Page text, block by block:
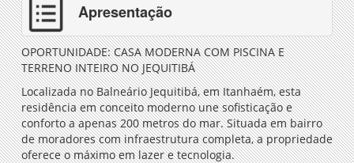
Apresentação
OPORTUNIDADE: CASA MODERNA COM PISCINA E
TERRENO INTEIRO NO JEQUITIBÁ
Localizada no Balneário Jequitibá, em Itanhaém, esta
residência em conceito moderno une sofisticação e
conforto a apenas 200 metros do mar. Situada em bairro
de moradores com infraestrutura completa, a propriedade
oferece o máximo em lazer e tecnologia.